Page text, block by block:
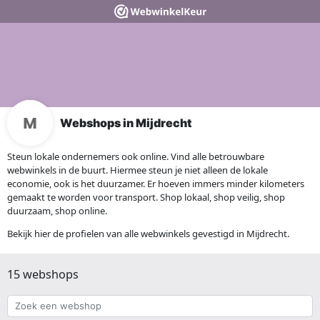
Webshops in Mijdrecht
Steun lokale ondernemers ook online. Vind alle betrouwbare
webwinkels in de buurt. Hiermee steun je niet alleen de lokale
economie, ook is het duurzamer. Er hoeven immers minder kilometers
gemaakt te worden voor transport. Shop lokaal, shop veilig, shop
duurzaam, shop online.
Bekijk hier de profielen van alle webwinkels gevestigd in Mijdrecht.
15 webshops
Zoek
een